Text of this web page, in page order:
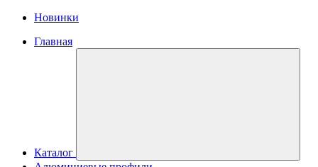
Новинки
Главная
Каталог